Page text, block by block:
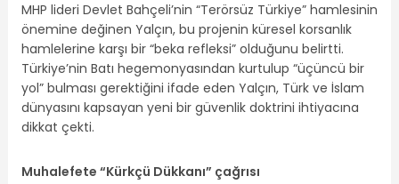
MHP lideri Devlet Bahçeli’nin “Terörsüz Türkiye” hamlesinin
önemine değinen Yalçın, bu projenin küresel korsanlık
hamlelerine karşı bir “beka refleksi” olduğunu belirtti.
Türkiye’nin Batı hegemonyasından kurtulup “üçüncü bir
yol” bulması gerektiğini ifade eden Yalçın, Türk ve İslam
dünyasını kapsayan yeni bir güvenlik doktrini ihtiyacına
dikkat çekti.
Muhalefete “Kürkçü Dükkanı” çağrısı